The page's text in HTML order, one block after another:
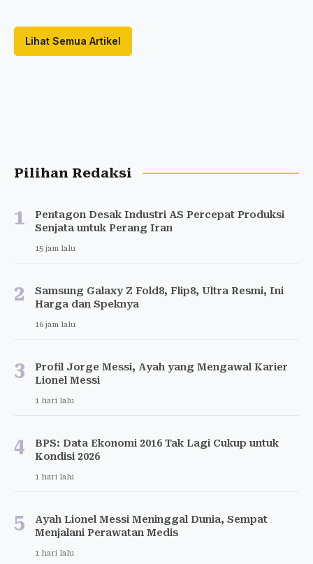
Lihat Semua Artikel
Pilihan Redaksi
1
Pentagon Desak Industri AS Percepat Produksi
Senjata untuk Perang Iran
15 jam lalu
2
Samsung Galaxy Z Fold8, Flip8, Ultra Resmi, Ini
Harga dan Speknya
16 jam lalu
3
Profil Jorge Messi, Ayah yang Mengawal Karier
Lionel Messi
1 hari lalu
4
BPS: Data Ekonomi 2016 Tak Lagi Cukup untuk
Kondisi 2026
1 hari lalu
5
Ayah Lionel Messi Meninggal Dunia, Sempat
Menjalani Perawatan Medis
1 hari lalu